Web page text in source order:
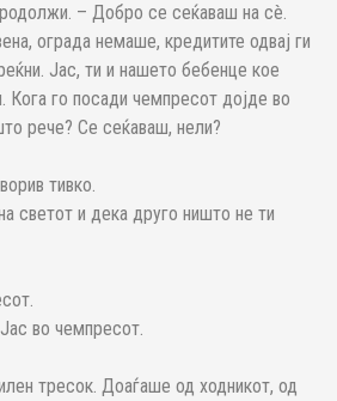
– Добро се сеќаваш на сè.
ограда немаше, кредитите одвај ги
Јас, ти и нашето бебенце кое
Кога го посади чемпресот дојде во
рече? Се сеќаваш, нели?
тивко.
светот и дека друго ништо не ти
во чемпресот.
тресок. Доаѓаше од ходникот, од